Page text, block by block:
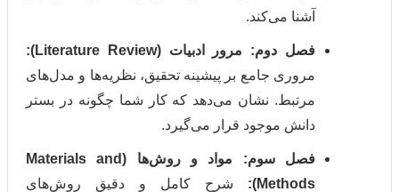
فصل دوم: مرور ادبیات (Literature Review):
مروری جامع بر پیشینه تحقیق، نظریه‌ها و مدل‌های
مرتبط. نشان می‌دهد که کار شما چگونه در بستر
دانش موجود قرار می‌گیرد.
فصل سوم: مواد و روش‌ها (Materials and
شرح کامل و دقیق روش‌های